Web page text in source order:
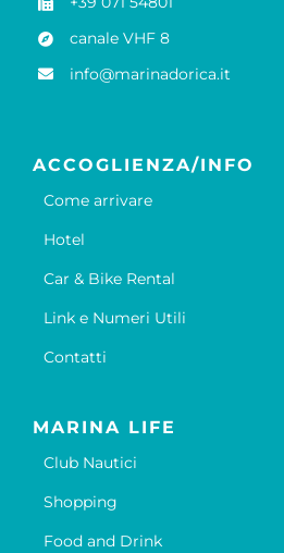
canale VHF 8
info@marinadorica.it
ACCOGLIENZA/INFO
Come arrivare
Hotel
Car & Bike Rental
Link e Numeri Utili
Contatti
MARINA LIFE
Club Nautici
Shopping
Food and Drink